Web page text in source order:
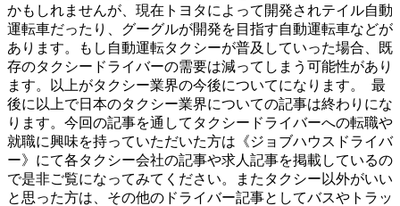
かもしれませんが、現在トヨタによって開発されテイル自動
運転車だったり、グーグルが開発を目指す自動運転車などが
あります。もし自動運転タクシーが普及していった場合、既
存のタクシードライバーの需要は減ってしまう可能性があり
ます。以上がタクシー業界の今後についてになります。 最
後に以上で日本のタクシー業界についての記事は終わりにな
ります。今回の記事を通してタクシードライバーへの転職や
就職に興味を持っていただいた方は《ジョブハウスドライバ
ー》にて各タクシー会社の記事や求人記事を掲載しているの
で是非ご覧になってみてください。またタクシー以外がいい
と思った方は、その他のドライバー記事としてバスやトラッ